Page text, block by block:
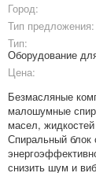
Город:
Тип предложения:
Тип:
Оборудование
Цена:
Безмасляные
малошумные
масел,
Спиральный блок
снизить шум и